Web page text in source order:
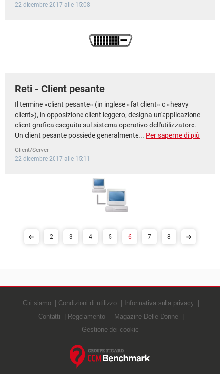
22 dicembre 2017 alle 15:08
Reti - Client pesante
Il termine «client pesante» (in inglese «fat client» o «heavy
client»), in opposizione client leggero, designa un'applicazione
client grafica eseguita sul sistema operativo dell'utilizzatore.
Un client pesante possiede generalmente... Per saperne di più
Client/Server
22 dicembre 2017 alle 15:11
2 3 4 5 6 7 8
Chi siamo Condizioni di utilizzo
Informativa sulla privacy
Contatti
Regolamento
Magazine Delle Donne
Gestione dei cookie